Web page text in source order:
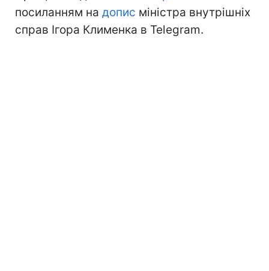
посиланням на допис міністра внутрішніх
справ Ігора Клименка в Telegram.